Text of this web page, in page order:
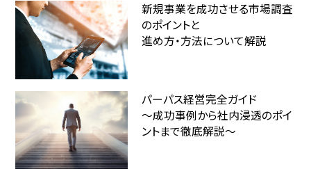
新規事業を成功させる市場調査
のポイントと
進め方・方法について解説
パーパス経営完全ガイド
～成功事例から社内浸透のポイ
ントまで徹底解説～